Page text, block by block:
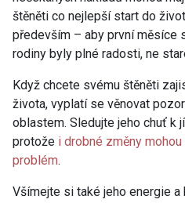
štěněti co nejlepší start do
především – aby první měsíce
rodiny byly plné radosti, ne
Když chcete svému štěněti
života, vyplatí se věnovat
oblastem. Sledujte jeho chuť k
protože i drobné změny
problém.
Všímejte si také jeho energie a